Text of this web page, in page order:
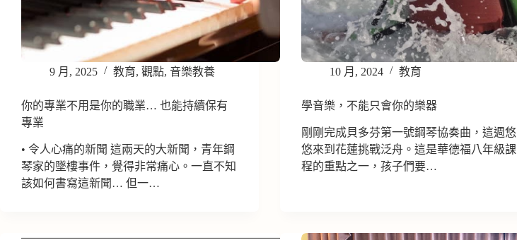
9 月, 2025 教育, 觀點, 音樂教養
你的專業不用是你的職業… 也能持續保有
專業
• 令人心痛的新聞 這兩天的大新聞，青年鋼
琴家的墜樓事件，覺得非常痛心。一直不知
該如何書寫這新聞… 但一…
10 月, 2024 教育
學音樂，不能只會你的樂器
剛剛完成貝多芬第一號鋼琴協奏曲，這週悠
悠來到花蓮挑戰泛舟。這是華德福八年級課
程的重點之一，孩子們要…